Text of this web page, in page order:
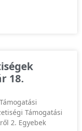
18.
Támogatási
2. Egyebek